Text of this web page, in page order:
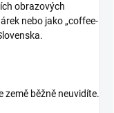
obrazových
nebo jako „coffee-
země běžně neuvidíte.